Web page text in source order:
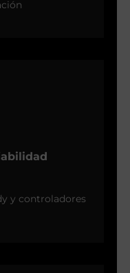
y controladores